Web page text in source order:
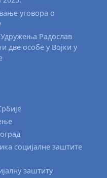
уговора о
Радослав
две особе у Војки у
социјалне заштите
заштиту